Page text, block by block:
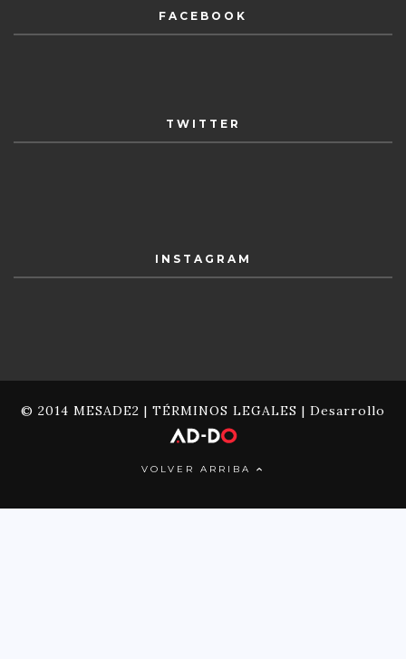
FACEBOOK
TWITTER
INSTAGRAM
© 2014 MESADE2 | TÉRMINOS LEGALES | Desarrollo
VOLVER ARRIBA